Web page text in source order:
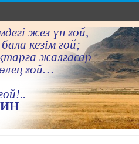
жез үн ғой,
кезiм ғой;
жалғасар
ғой…